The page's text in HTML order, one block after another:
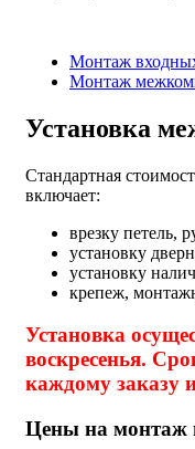
Монтаж
Монтаж
Установка
Стандартная
включает:
врезку петель,
установку
установку
крепеж,
Установка
воскресенья.
каждому заказу
Цены на монтаж